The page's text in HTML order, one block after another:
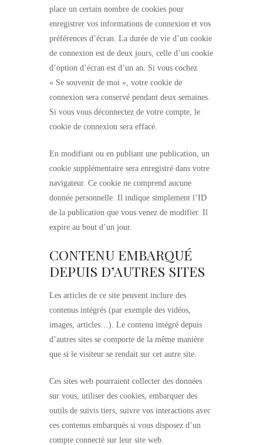
place un certain nombre de cookies pour
enregistrer vos informations de connexion et vos
préférences d’écran. La durée de vie d’un cookie
de connexion est de deux jours, celle d’un cookie
d’option d’écran est d’un an. Si vous cochez
« Se souvenir de moi », votre cookie de
connexion sera conservé pendant deux semaines.
Si vous vous déconnectez de votre compte, le
cookie de connexion sera effacé.
En modifiant ou en publiant une publication, un
cookie supplémentaire sera enregistré dans votre
navigateur. Ce cookie ne comprend aucune
donnée personnelle. Il indique simplement l’ID
de la publication que vous venez de modifier. Il
expire au bout d’un jour.
CONTENU EMBARQUÉ
DEPUIS D’AUTRES SITES
Les articles de ce site peuvent inclure des
contenus intégrés (par exemple des vidéos,
images, articles…). Le contenu intégré depuis
d’autres sites se comporte de la même manière
que si le visiteur se rendait sur cet autre site.
Ces sites web pourraient collecter des données
sur vous, utiliser des cookies, embarquer des
outils de suivis tiers, suivre vos interactions avec
ces contenus embarqués si vous disposez d’un
compte connecté sur leur site web.